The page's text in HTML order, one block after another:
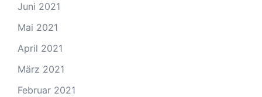
Juni 2021
Mai 2021
April 2021
März 2021
Februar 2021